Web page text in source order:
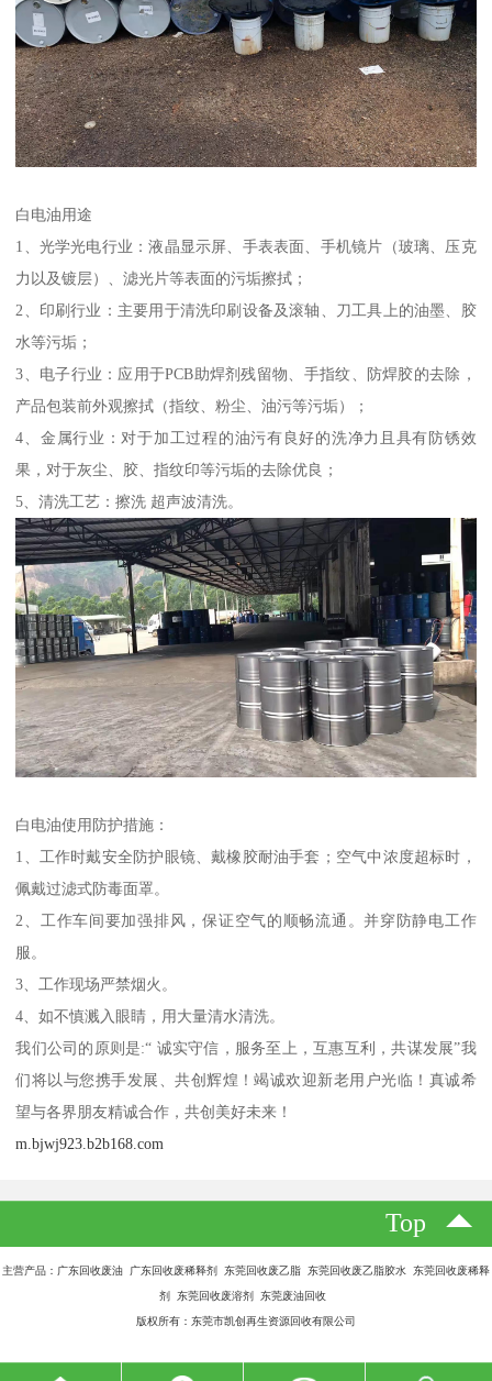
白电油用途
1、光学光电行业：液晶显示屏、手表表面、手机镜片（玻璃、压克
力以及镀层）、滤光片等表面的污垢擦拭；
2、印刷行业：主要用于清洗印刷设备及滚轴、刀工具上的油墨、胶
水等污垢；
3、电子行业：应用于PCB助焊剂残留物、手指纹、防焊胶的去除，
产品包装前外观擦拭（指纹、粉尘、油污等污垢）；
4、金属行业：对于加工过程的油污有良好的洗净力且具有防锈效
果，对于灰尘、胶、指纹印等污垢的去除优良；
5、清洗工艺：擦洗 超声波清洗。
白电油使用防护措施：
1、工作时戴安全防护眼镜、戴橡胶耐油手套；空气中浓度超标时，
佩戴过滤式防毒面罩。
2、工作车间要加强排风，保证空气的顺畅流通。并穿防静电工作
服。
3、工作现场严禁烟火。
4、如不慎溅入眼睛，用大量清水清洗。
我们公司的原则是:“ 诚实守信，服务至上，互惠互利，共谋发展”我
们将以与您携手发展、共创辉煌！竭诚欢迎新老用户光临！真诚希
望与各界朋友精诚合作，共创美好未来！
m.bjwj923.b2b168.com
Top
主营产品：广东回收废油 广东回收废稀释剂 东莞回收废乙脂 东莞回收废乙脂胶水 东莞回收废稀释
剂 东莞回收废溶剂 东莞废油回收
版权所有：东莞市凯创再生资源回收有限公司